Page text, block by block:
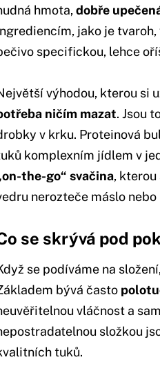
hmota,dobře
jako je
specifickou, lehce
výhodou, kterou si
ničím mazat. Jsou
v krku. Proteinová
komplexním jídlem v
the-go“ svačina,
nerozteče máslo nebo
se skrývá pod
se podíváme na
bývá často
vláčnost a
složkou
tuků.